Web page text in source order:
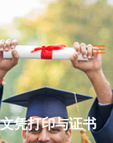
凭打印与证书